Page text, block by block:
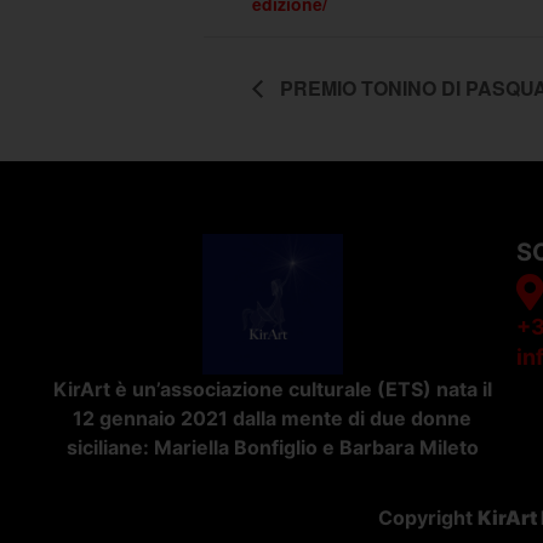
PREMIO TONINO DI
KirArt è un’associazione culturale (ETS) nata il
12 gennaio 2021 dalla mente di due donne
siciliane: Mariella Bonfiglio e Barbara Mileto
Copyright KirArt